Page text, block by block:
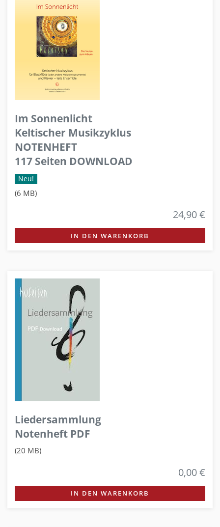
Im Sonnenlicht
Keltischer Musikzyklus
NOTENHEFT
117 Seiten DOWNLOAD
Neu!
(6 MB)
24,90 €
IN DEN WARENKORB
Liedersammlung
Notenheft PDF
(20 MB)
0,00 €
IN DEN WARENKORB